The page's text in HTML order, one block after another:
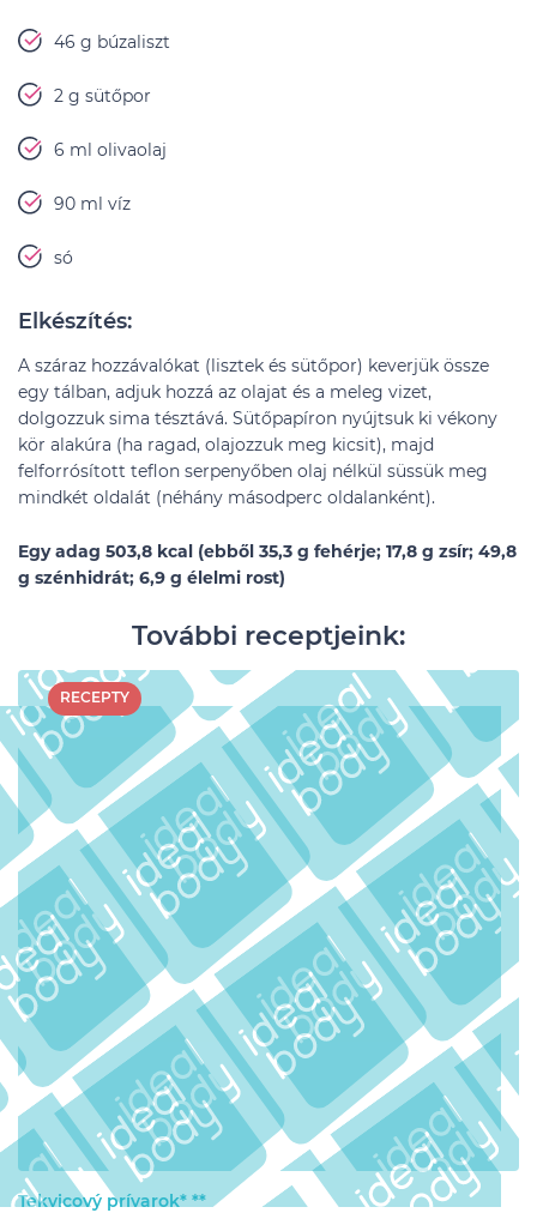
46 g búzaliszt
2 g sütőpor
6 ml olivaolaj
90 ml víz
só
Elkészítés:
A száraz hozzávalókat (lisztek és sütőpor) keverjük össze
egy tálban, adjuk hozzá az olajat és a meleg vizet,
dolgozzuk sima tésztává. Sütőpapíron nyújtsuk ki vékony
kör alakúra (ha ragad, olajozzuk meg kicsit), majd
felforrósított teflon serpenyőben olaj nélkül süssük meg
mindkét oldalát (néhány másodperc oldalanként).
Egy adag 503,8 kcal (ebből 35,3 g fehérje; 17,8 g zsír; 49,8
g szénhidrát; 6,9 g élelmi rost)
További receptjeink:
RECEPTY
Tekvicový prívarok* **